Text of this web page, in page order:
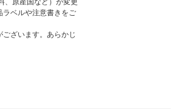
、原産国など）が変更
ラベルや注意書きをご
ざいます。あらかじ